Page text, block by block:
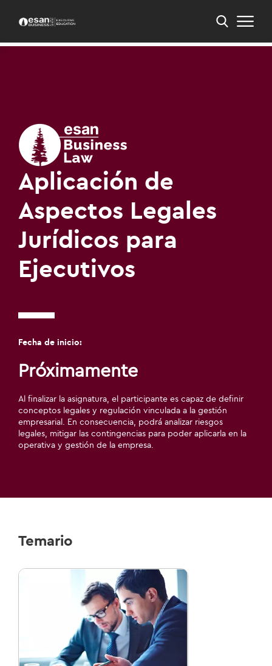
Aplicación de
Aspectos Legales
Jurídicos para
Ejecutivos
Fecha de inicio:
Próximamente
Al finalizar la asignatura, el participante es capaz de definir
conceptos legales y regulación vinculada a la gestión
empresarial. En consecuencia, podrá analizar riesgos
legales, mitigar las contingencias para poder aplicarla en la
operativa y gestión de la empresa.
Temario